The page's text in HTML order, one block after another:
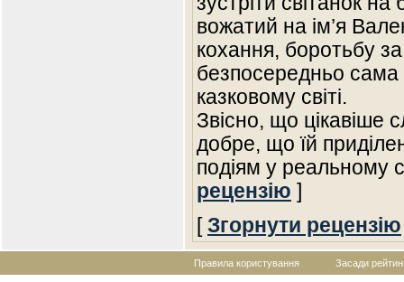
вожатий на ім’я
кохання, боротьбу
безпосередньо сама
казковому світі.
Звісно, що цікавіше
добре, що їй
подіям у реальному
рецензію ]
[ Згорнути рецензію
Правила користування Засади